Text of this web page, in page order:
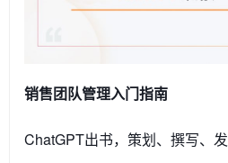
销售团队管理入门指南
ChatGPT出书，策划、撰写、